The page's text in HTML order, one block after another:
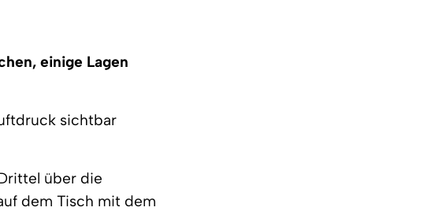
einige Lagen
sichtbar
über die
dem Tisch mit dem